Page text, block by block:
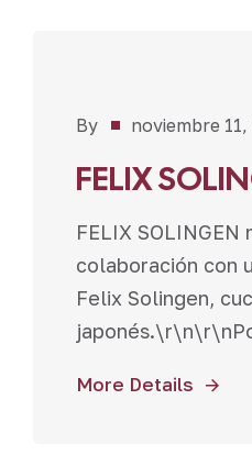
Novedades
By noviembre 11,
FELIX
FELIX
colaboración con
Felix Solingen,
More Details